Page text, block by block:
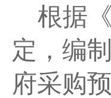
根据
定，编
府采购